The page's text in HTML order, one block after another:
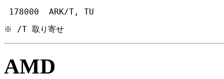
178000  ARK/T, TU
※ /T 取り寄せ
AMD